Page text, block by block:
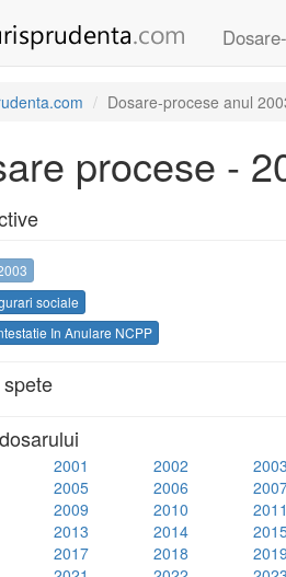
Dosare-procese anul
procese -
sociale
In Anulare NCPP
2001 2002
2003
2005 2006
2009 2010
2011
2013 2014
2017 2018
2019